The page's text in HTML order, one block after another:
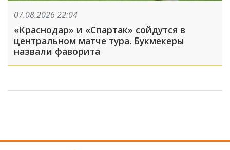
07.08.2026 22:04
«Краснодар» и «Спартак» сойдутся в
центральном матче тура. Букмекеры
назвали фаворита